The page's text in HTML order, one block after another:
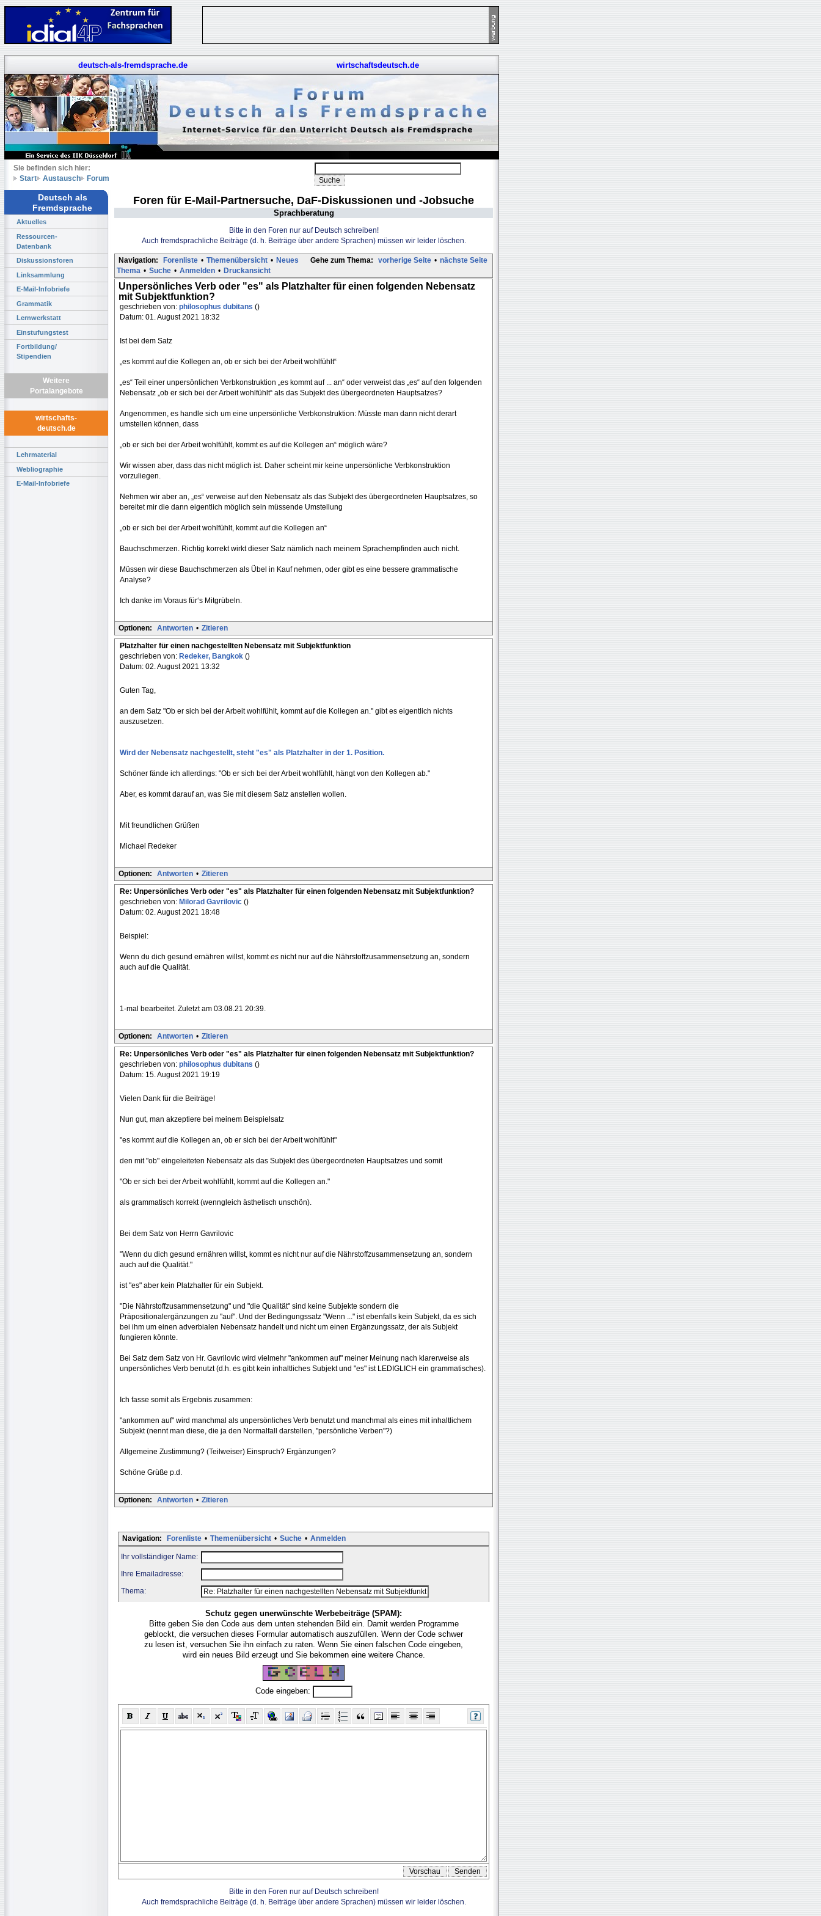
deutsch-als-fremdsprache.de wirtschaftsdeutsch.de
Sie befinden sich hier:
Start
Austausch Forum
Deutsch als
Fremdsprache
Aktuelles
Ressourcen-
Datenbank
Diskussionsforen
Linksammlung
E-Mail-Infobriefe
Grammatik
Lernwerkstatt
Einstufungstest
Fortbildung/
Stipendien
Weitere
Portalangebote
wirtschafts-
deutsch.de
Lehrmaterial
Webliographie
E-Mail-Infobriefe
Foren für E-Mail-Partnersuche, DaF-Diskussionen und -Jobsuche
Sprachberatung
Bitte in den Foren nur auf Deutsch schreiben!
Auch fremdsprachliche Beiträge (d. h. Beiträge über andere Sprachen) müssen wir leider löschen.
Gehe zum Thema: vorherige Seite • nächste Seite
Navigation: Forenliste • Themenübersicht • Neues
Thema • Suche • Anmelden • Druckansicht
Unpersönliches Verb oder "es" als Platzhalter für einen folgenden Nebensatz
mit Subjektfunktion?
geschrieben von: philosophus dubitans ()
Datum: 01. August 2021 18:32
Ist bei dem Satz
„es kommt auf die Kollegen an, ob er sich bei der Arbeit wohlfühlt“
„es“ Teil einer unpersönlichen Verbkonstruktion „es kommt auf ... an“ oder verweist das „es“ auf den folgenden
Nebensatz „ob er sich bei der Arbeit wohlfühlt“ als das Subjekt des übergeordneten Hauptsatzes?
Angenommen, es handle sich um eine unpersönliche Verbkonstruktion: Müsste man dann nicht derart
umstellen können, dass
„ob er sich bei der Arbeit wohlfühlt, kommt es auf die Kollegen an“ möglich wäre?
Wir wissen aber, dass das nicht möglich ist. Daher scheint mir keine unpersönliche Verbkonstruktion
vorzuliegen.
Nehmen wir aber an, „es“ verweise auf den Nebensatz als das Subjekt des übergeordneten Hauptsatzes, so
bereitet mir die dann eigentlich möglich sein müssende Umstellung
„ob er sich bei der Arbeit wohlfühlt, kommt auf die Kollegen an“
Bauchschmerzen. Richtig korrekt wirkt dieser Satz nämlich nach meinem Sprachempfinden auch nicht.
Müssen wir diese Bauchschmerzen als Übel in Kauf nehmen, oder gibt es eine bessere grammatische
Analyse?
Ich danke im Voraus für‘s Mitgrübeln.
Optionen: Antworten • Zitieren
Platzhalter für einen nachgestellten Nebensatz mit Subjektfunktion
geschrieben von: Redeker, Bangkok ()
Datum: 02. August 2021 13:32
Guten Tag,
an dem Satz "Ob er sich bei der Arbeit wohlfühlt, kommt auf die Kollegen an." gibt es eigentlich nichts
auszusetzen.
Wird der Nebensatz nachgestellt, steht "es" als Platzhalter in der 1. Position.
Schöner fände ich allerdings: "Ob er sich bei der Arbeit wohlfühlt, hängt von den Kollegen ab."
Aber, es kommt darauf an, was Sie mit diesem Satz anstellen wollen.
Mit freundlichen Grüßen
Michael Redeker
Optionen: Antworten • Zitieren
Re: Unpersönliches Verb oder "es" als Platzhalter für einen folgenden Nebensatz mit Subjektfunktion?
geschrieben von: Milorad Gavrilovic ()
Datum: 02. August 2021 18:48
Beispiel:
Wenn du dich gesund ernähren willst, kommtes nicht nur auf die Nährstoffzusammensetzung an, sondern
auch auf die Qualität.
1-mal bearbeitet. Zuletzt am 03.08.21 20:39.
Optionen: Antworten • Zitieren
Re: Unpersönliches Verb oder "es" als Platzhalter für einen folgenden Nebensatz mit Subjektfunktion?
geschrieben von: philosophus dubitans ()
Datum: 15. August 2021 19:19
Vielen Dank für die Beiträge!
Nun gut, man akzeptiere bei meinem Beispielsatz
"es kommt auf die Kollegen an, ob er sich bei der Arbeit wohlfühlt"
den mit "ob" eingeleiteten Nebensatz als das Subjekt des übergeordneten Hauptsatzes und somit
"Ob er sich bei der Arbeit wohlfühlt, kommt auf die Kollegen an."
als grammatisch korrekt (wenngleich ästhetisch unschön).
Bei dem Satz von Herrn Gavrilovic
"Wenn du dich gesund ernähren willst, kommt es nicht nur auf die Nährstoffzusammensetzung an, sondern
auch auf die Qualität."
ist "es" aber kein Platzhalter für ein Subjekt.
"Die Nährstoffzusammensetzung" und "die Qualität" sind keine Subjekte sondern die
Präpositionalergänzungen zu "auf". Und der Bedingungssatz "Wenn ..." ist ebenfalls kein Subjekt, da es sich
bei ihm um einen adverbialen Nebensatz handelt und nicht um einen Ergänzungssatz, der als Subjekt
fungieren könnte.
Bei Satz dem Satz von Hr. Gavrilovic wird vielmehr "ankommen auf" meiner Meinung nach klarerweise als
unpersönliches Verb benutzt (d.h. es gibt kein inhaltliches Subjekt und "es" ist LEDIGLICH ein grammatisches).
Ich fasse somit als Ergebnis zusammen:
"ankommen auf" wird manchmal als unpersönliches Verb benutzt und manchmal als eines mit inhaltlichem
Subjekt (nennt man diese, die ja den Normalfall darstellen, "persönliche Verben"?)
Allgemeine Zustimmung? (Teilweiser) Einspruch? Ergänzungen?
Schöne Grüße p.d.
Optionen: Antworten • Zitieren
Navigation: Forenliste • Themenübersicht • Suche • Anmelden
Ihr vollständiger Name:
Ihre Emailadresse:
Thema:
Schutz gegen unerwünschte Werbebeiträge (SPAM):
Bitte geben Sie den Code aus dem unten stehenden Bild ein. Damit werden Programme
geblockt, die versuchen dieses Formular automatisch auszufüllen. Wenn der Code schwer
zu lesen ist, versuchen Sie ihn einfach zu raten. Wenn Sie einen falschen Code eingeben,
wird ein neues Bild erzeugt und Sie bekommen eine weitere Chance.
Code eingeben:
Bitte in den Foren nur auf Deutsch schreiben!
Auch fremdsprachliche Beiträge (d. h. Beiträge über andere Sprachen) müssen wir leider löschen.